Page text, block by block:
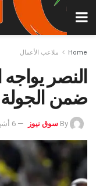
Home ملاعب الأعمال
النصر
ضمن الجولة 22 من دوري روشن
By سوق نيوز 6 أشهر Ago